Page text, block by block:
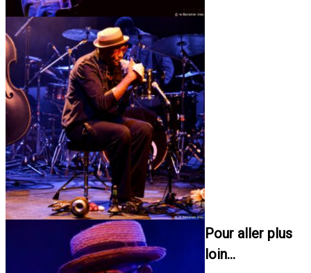
Pour aller plus
loin...